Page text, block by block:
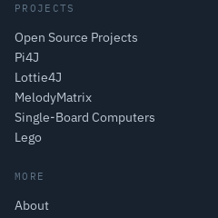
PROJECTS
Open Source Projects
Pi4J
Lottie4J
MelodyMatrix
Single-Board Computers
Lego
MORE
About